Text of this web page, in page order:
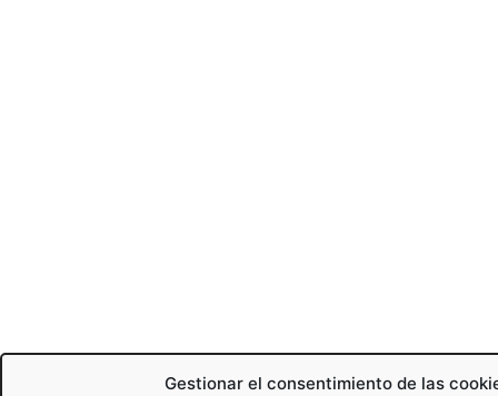
Gestionar el consentimiento de las